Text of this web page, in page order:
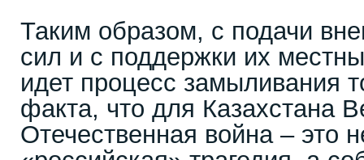
Таким образом, с подачи
сил и с поддержки их
идет процесс замыливания
факта, что для Казахстана
Отечественная война – это